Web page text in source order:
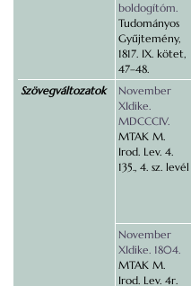
boldogítóm.
Tudományos
Gyűjtemény,
1817. IX. kötet,
47–48.
Szövegváltozatok
November
XIdike.
MDCCCIV.
MTAK M.
Irod. Lev. 4.
135., 4. sz. levél
November
XIdike. 1804.
MTAK M.
Irod. Lev. 4r.